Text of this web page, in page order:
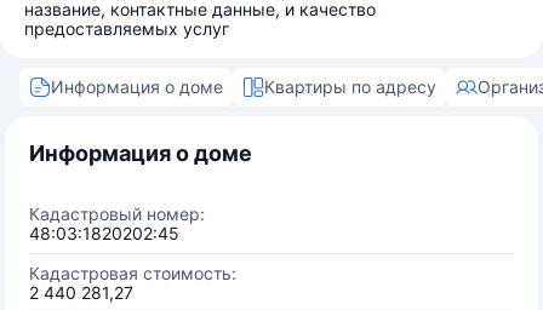
название, контактные данные, и качество
предоставляемых услуг
Информация о доме Квартиры по адресу
Информация о доме
Кадастровый номер:
48:03:1820202:45
Кадастровая стоимость:
2 440 281,27